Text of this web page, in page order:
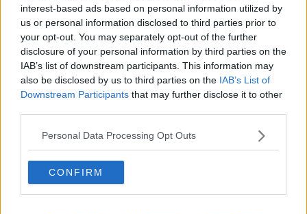
interest-based ads based on personal information utilized by
us or personal information disclosed to third parties prior to
your opt-out. You may separately opt-out of the further
disclosure of your personal information by third parties on the
IAB’s list of downstream participants. This information may
also be disclosed by us to third parties on the IAB’s List of
Downstream Participants that may further disclose it to other
Personal Data Processing Opt Outs
CONFIRM
Il primo cittadino ha fatto sapere che l’intervento è andato bene e
che è in buona salute "Ringrazia tutti per la vicinanza
dimostrata e spera di tornare presto a casa e festeggiare la
Santa Pasqua con tutta la cittadinanza" recita un messaggio sul
profilo social del Comune di Manciano.